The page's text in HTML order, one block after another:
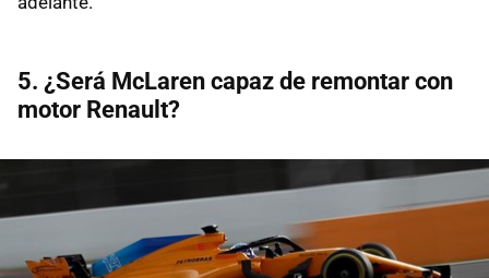
5. ¿Será McLaren capaz de remontar con
motor Renault?